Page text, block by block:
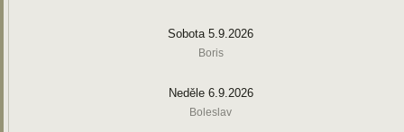
Sobota 5.9.2026
Boris
Neděle 6.9.2026
Boleslav